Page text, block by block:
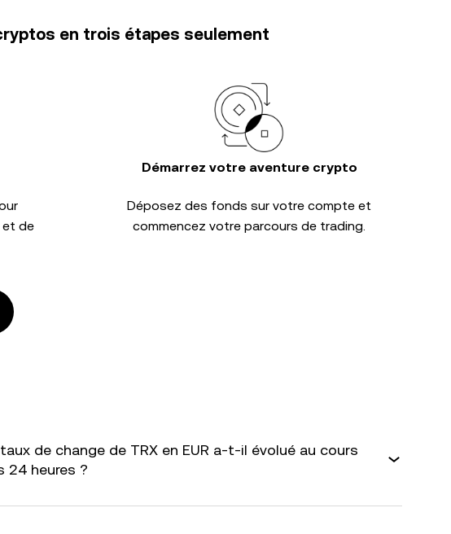
en trois étapes seulement
et de
Démarrez votre aventure crypto
Déposez des fonds sur votre compte et
commencez votre parcours de trading.
de change de TRX en EUR a-t-il évolué au cours
24 heures ?